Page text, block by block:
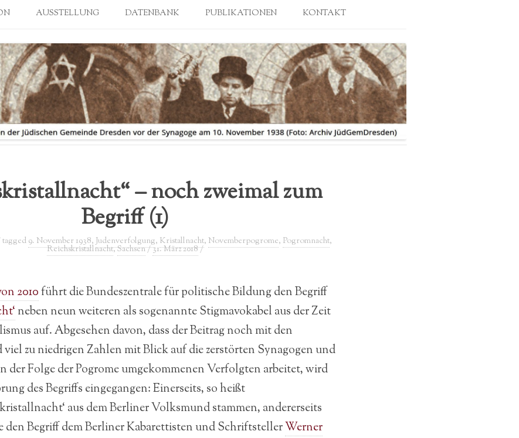
AUSSTELLUNG
FLYER ZUR AUSSTELLUNG
DATENBANK PUBLIKATIONEN KONTAKT
DATENSCHUTZERKLÄRUNG
– noch zweimal zum
Begriff (1)
9. November 1938,Judenverfolgung, Kristallnacht, Novemberpogrome, Pogromnacht,
Reichskristallnacht,Sachsen/31. März 2018/
2010führt die Bundeszentrale für politische Bildung den Begriff
neben neun weiteren als sogenannte Stigmavokabel aus der Zeit
auf. Abgesehen davon, dass der Beitrag noch mit den
zu niedrigen Zahlen mit Blick auf die zerstörten Synagogen und
der Folge der Pogrome umgekommenen Verfolgten arbeitet, wird
des Begriffs eingegangen: Einerseits, so heißt
aus dem Berliner Volksmund stammen, andererseits
den Begriff dem Berliner Kabarettisten und SchriftstellerWerner